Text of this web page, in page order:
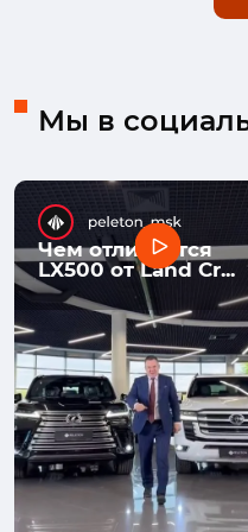
Мы в
Чем отличается
LX500 от Land Cr...